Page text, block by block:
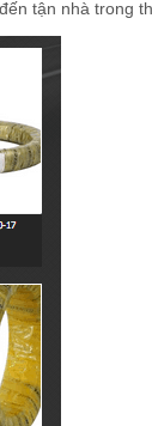
tận nhà trong